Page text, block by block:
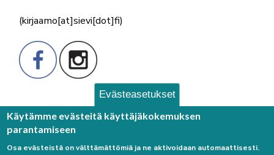
(kirjaamo[at]sievi[dot]fi)
Palaute
Evästeasetukset
Käytämme evästeitä käyttäjäkokemuksen
parantamiseen
Osa evästeistä on välttämättömiä ja ne aktivoidaan automaattisesti.